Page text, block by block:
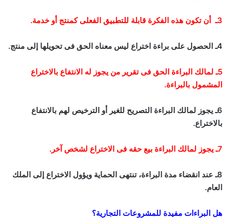
3ـ أن تكون هذه الفكرة قابلة للتطبيق الفعلى كمنتج أو خدمة.
4ـ الحصول على براءة اختراع ليس معناه الحق فى تحويلها إلى منتج .
5ـ لمالك البراءة الحق فى تقرير من يجوز له الانتفاع بالاختراع
المشمول بالبراءة.
6ـ يجوز لمالك البراءة التصريح للغير أو الترخيص لهم بالانتفاع
بالاختراع.
7ـ يجوز لمالك البراءة بيع حقه فى الاختراع لشخص آخر.
8ـ عند انقضاء مدة البراءة، تنتهى الحماية ويؤول الاختراع إلى الملك
العام.
هل البراءات مفيدة للمشروعات التجارية؟